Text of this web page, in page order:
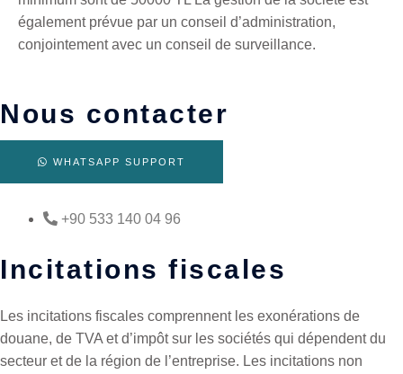
également prévue par un conseil d’administration,
conjointement avec un conseil de surveillance.
Nous contacter
WHATSAPP SUPPORT
+90 533 140 04 96
Incitations fiscales
Les incitations fiscales comprennent les exonérations de
douane, de TVA et d’impôt sur les sociétés qui dépendent du
secteur et de la région de l’entreprise. Les incitations non